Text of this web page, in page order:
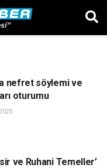
nefret söylemi ve
oturumu
ve Ruhani Temeller’